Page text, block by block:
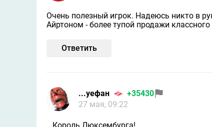
Очень полезный игрок. Надеюсь никто в
Айртоном - более тупой продажи
Ответить
...уефан
+35430
27 мая, 09:22